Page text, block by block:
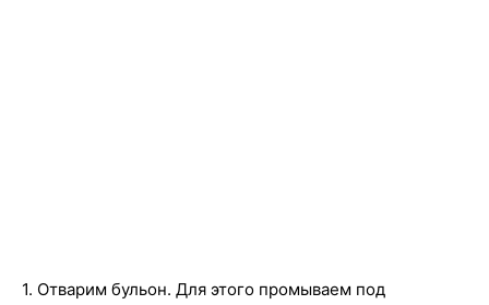
1. Отварим бульон. Для этого промываем под